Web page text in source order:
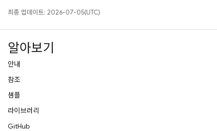
최종 업데이트: 2026-07-05(UTC)
알아보기
안내
참조
샘플
라이브러리
GitHub